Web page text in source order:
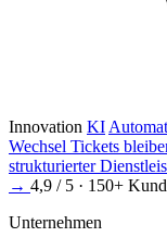
Innovation KI
Wechsel Tickets
strukturierter
→ 4,9 / 5 · 150+
Unternehmen